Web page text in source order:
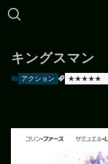
キングスマン
アクション ★★★★★